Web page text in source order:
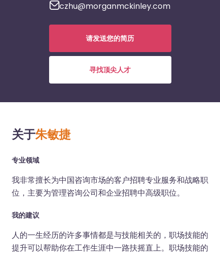
czhu@morganmckinley.com
请发送您的简历
寻找顶尖人才
关于朱敏捷
专业领域
我非常擅长为中国咨询市场的客户招聘专业服务和战略职
位，主要为管理咨询公司和企业招聘中高级职位。
我的建议
人的一生经历的许多事情都是与技能相关的，职场技能的
提升可以帮助你在工作生涯中一路扶摇直上。职场技能的